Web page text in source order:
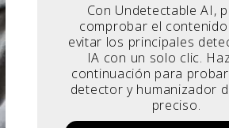
Con Undetectable AI,
comprobar el
evitar los principales
IA con un solo clic.
continuación para
detector y humanizador
preciso.